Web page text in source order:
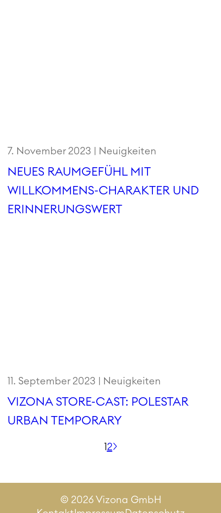
7. November 2023 | Neuigkeiten
NEUES RAUMGEFÜHL MIT
WILLKOMMENS-CHARAKTER UND
ERINNERUNGSWERT
11. September 2023 | Neuigkeiten
VIZONA STORE-CAST: POLESTAR
URBAN TEMPORARY
Seitennummerierung
der
Beiträge
12
© 2026 Vizona GmbH